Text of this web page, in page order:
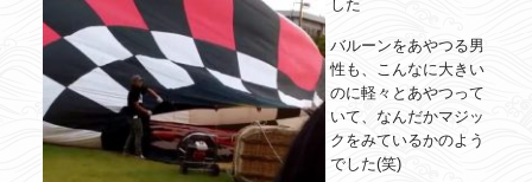
した
バルーンをあやつる男
性も、こんなに大きい
のに軽々とあやつって
いて、なんだかマジッ
クをみているかのよう
でした(笑)